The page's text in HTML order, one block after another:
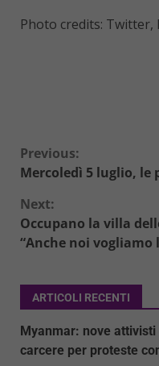
Photo credits: Twitter,
Continue
Previous:
Mercoledì 5 luglio, le
Next:
Occupano la villa
“Anche noi vogliamo
ARTICOLI RECENTI
Myanmar: nove
carcere per proteste